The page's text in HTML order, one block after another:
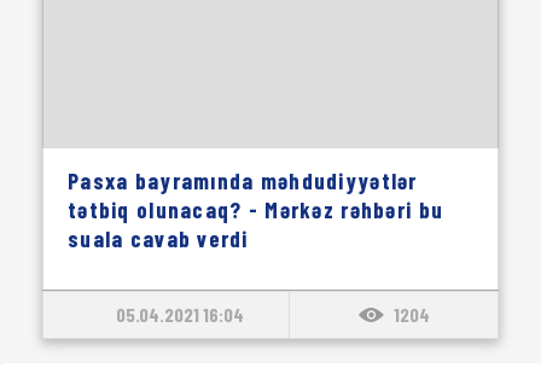
Pasxa bayramında məhdudiyyətlər
tətbiq olunacaq? - Mərkəz rəhbəri bu
suala cavab verdi
05.04.2021 16:04 1204